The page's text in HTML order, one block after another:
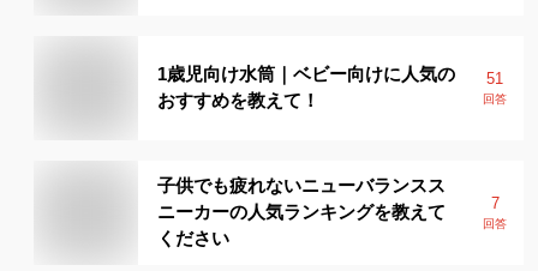
1歳児向け水筒｜ベビー向けに人気の
おすすめを教えて！
51
回答
子供でも疲れないニューバランスス
ニーカーの人気ランキングを教えて
ください
7
回答